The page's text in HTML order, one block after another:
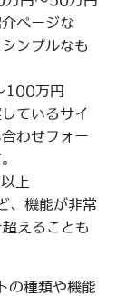
ページな
ンプルなも
100万円
ているサイ
わせフォー
上
、機能が非常
えることも
の種類や機能